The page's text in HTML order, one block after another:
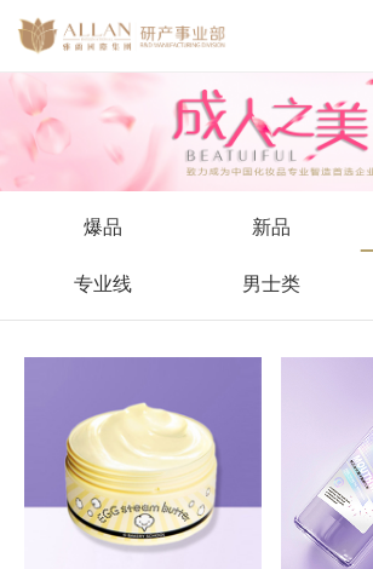
爆品 新品
专业线 男士类